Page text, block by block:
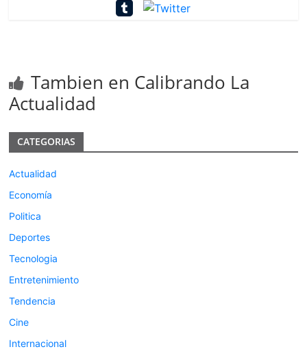
Tambien en Calibrando La
Actualidad
CATEGORIAS
Actualidad
Economía
Politica
Deportes
Tecnologia
Entretenimiento
Tendencia
Cine
Internacional